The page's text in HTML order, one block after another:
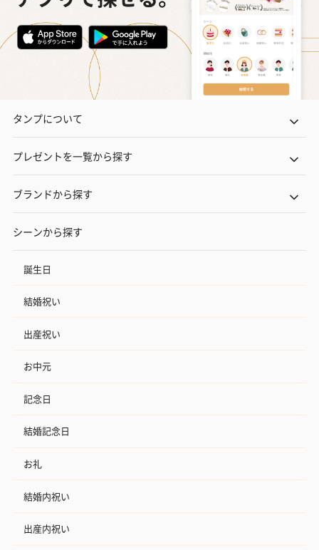
タンプについて
プレゼントを一覧から探す
ブランドから探す
シーンから探す
誕生日
結婚祝い
出産祝い
お中元
記念日
結婚記念日
お礼
結婚内祝い
出産内祝い